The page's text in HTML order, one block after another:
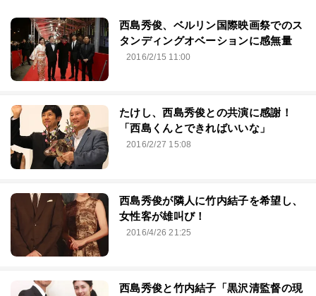
西島秀俊、ベルリン国際映画祭でのス
タンディングオベーションに感無量
2016/2/15 11:00
たけし、西島秀俊との共演に感謝！
「西島くんとできればいいな」
2016/2/27 15:08
西島秀俊が隣人に竹内結子を希望し、
女性客が雄叫び！
2016/4/26 21:25
西島秀俊と竹内結子「黒沢清監督の現